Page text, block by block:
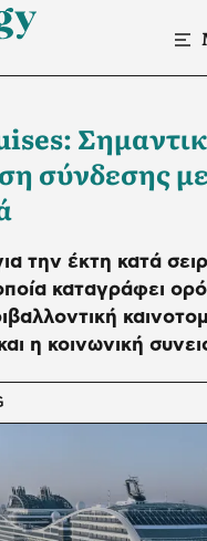
σύνδεσης
την έκτη κατά
καταγράφει
η κοινωνική